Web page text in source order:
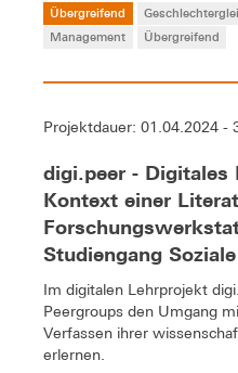
Übergreifend
Management
Übergreifend
Projektdauer: 01.04.2024 -
digi.peer - Digitales
Kontext einer
Studiengang
Im digitalen Lehrprojekt
Peergroups den Umgang
Verfassen ihrer
erlernen.